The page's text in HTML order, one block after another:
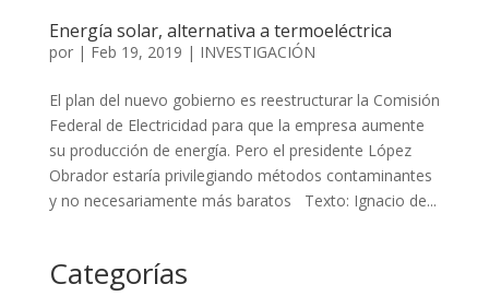
Energía solar, alternativa a termoeléctrica
por | Feb 19, 2019 | INVESTIGACIÓN
El plan del nuevo gobierno es reestructurar la Comisión
Federal de Electricidad para que la empresa aumente
su producción de energía. Pero el presidente López
Obrador estaría privilegiando métodos contaminantes
y no necesariamente más baratos Texto: Ignacio de...
Categorías